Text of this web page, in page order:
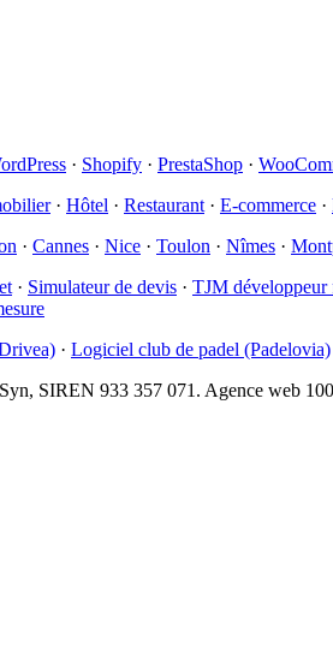
· Shopify · PrestaShop ·
· Hôtel · Restaurant · E-commerce ·
· Cannes · Nice · Toulon · Nîmes ·
· Simulateur de devis · TJM développeur
· Logiciel club de padel (Padelovia)
SIREN 933 357 071. Agence web